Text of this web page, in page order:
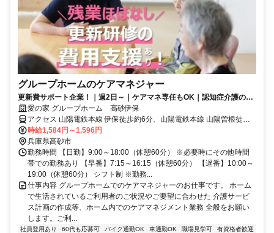
グループホームのケアマネジャー
更新費サポート企業！｜週2日～｜ケアマネ専任もOK｜認知症介護の専
門会社で実績◎
愛の家 グループホーム 高砂伊保
アクセス 山陽電鉄本線 伊保徒歩約6分、山陽電鉄本線 山陽曽根徒歩
約17分、山陽電鉄本線 荒井（兵庫県）徒歩約21分 山陽電鉄本線「伊
保駅」徒歩8分
時給1,584円～1,596円
兵庫県高砂市
勤務時間 【日勤】9:00～18:00（休憩60分） ※必要時にその他時間
帯での勤務あり 【早番】7:15～16:15（休憩60分） 【遅番】10:00～
19:00（休憩60分） シフト制 ※勤務...
仕事内容 グループホームでのケアマネジャーのお仕事です。 ホーム
で生活されているご利用者のご状況やご要望に合わせた 介護サービ
ス計画の作成等、ホーム内でのケアマネジメント業務 全般をお願い
します。ご利...
社員登用あり 60代も応募可 バイク通勤OK 車通勤OK 職場見学可
有資格者歓迎